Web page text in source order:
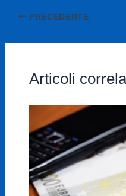
PRECEDENTE
Articoli